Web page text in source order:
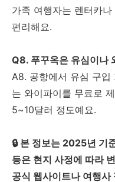
가족 여행자는 렌터카
편리해요.
Q8. 푸꾸옥은 유심이나
A8. 공항에서 유심 구입
는 와이파이를 무료로
5~10달러 정도예요.
🔒 본 정보는 2025년 기
등은 현지 사정에 따라
공식 웹사이트나 여행